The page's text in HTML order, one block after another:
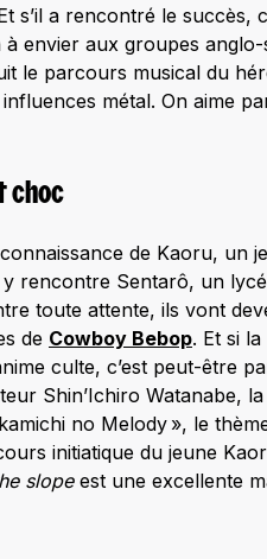
s’il a rencontré le succès,
envier aux groupes
le parcours musical du
métal. On aime
choc
de Kaoru, un
rencontre Sentarô, un
toute attente, ils vont
de Cowboy Bebop. Et si la
culte, c’est peut-être
Shin’Ichiro Watanabe,
no Melody », le
initiatique du jeune
slopeest une excellente